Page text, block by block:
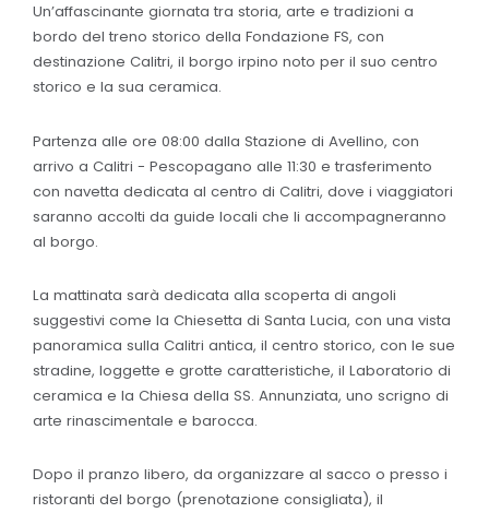
Un’affascinante giornata tra storia, arte e tradizioni a
bordo del treno storico della Fondazione FS, con
destinazione Calitri, il borgo irpino noto per il suo centro
storico e la sua ceramica.
Partenza alle ore 08:00 dalla Stazione di Avellino, con
arrivo a Calitri - Pescopagano alle 11:30 e trasferimento
con navetta dedicata al centro di Calitri, dove i viaggiatori
saranno accolti da guide locali che li accompagneranno
al borgo.
La mattinata sarà dedicata alla scoperta di angoli
suggestivi come la Chiesetta di Santa Lucia, con una vista
panoramica sulla Calitri antica, il centro storico, con le sue
stradine, loggette e grotte caratteristiche, il Laboratorio di
ceramica e la Chiesa della SS. Annunziata, uno scrigno di
arte rinascimentale e barocca.
Dopo il pranzo libero, da organizzare al sacco o presso i
ristoranti del borgo (prenotazione consigliata), il